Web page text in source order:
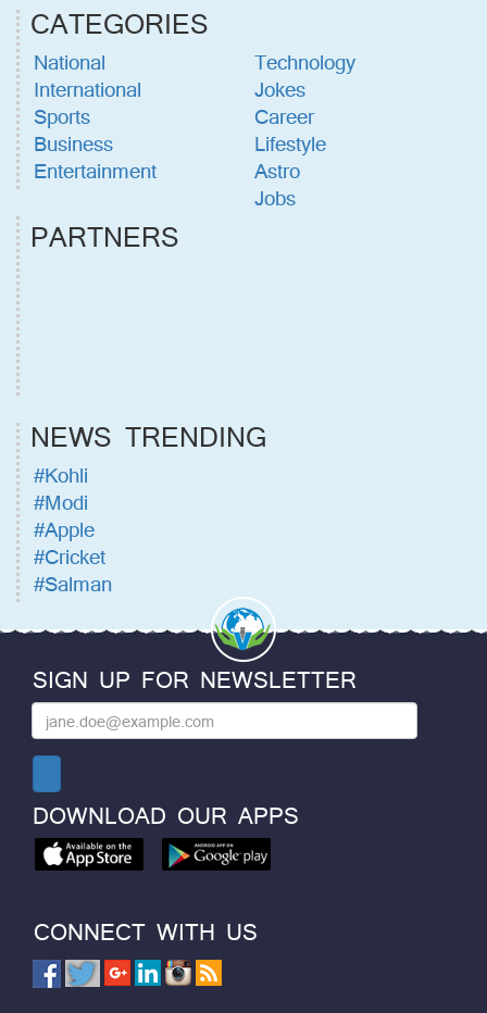
CATEGORIES
National
International
Sports
Business
Entertainment
Technology
Jokes
Career
Lifestyle
Astro
Jobs
PARTNERS
NEWS TRENDING
#Kohli
#Modi
#Apple
#Cricket
#Salman
SIGN UP FOR NEWSLETTER
DOWNLOAD OUR APPS
CONNECT WITH US